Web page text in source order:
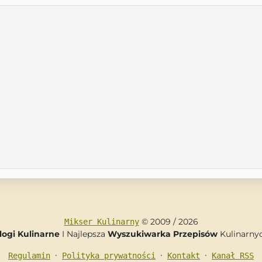
Mikser Kulinarny© 2009 / 2026
Kulinarne I Najlepsza Wyszukiwarka Przepisów
Regulamin • Polityka prywatności • Kontakt • Kanał RSS